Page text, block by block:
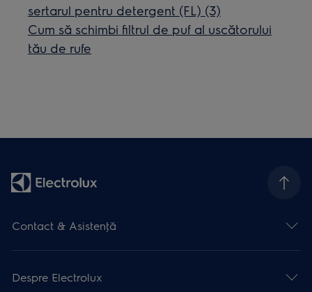
sertarul pentru detergent (FL) (3)
Cum să schimbi filtrul de puf al uscătorului
tău de rufe
Contact & Asistenţă
Despre Electrolux